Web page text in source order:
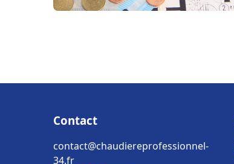
Contact
contact@chaudiereprofessionnel-
34.fr